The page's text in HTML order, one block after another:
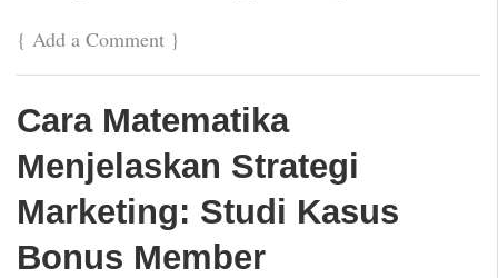
{ Add a Comment }
Cara Matematika
Menjelaskan Strategi
Marketing: Studi Kasus
Bonus Member